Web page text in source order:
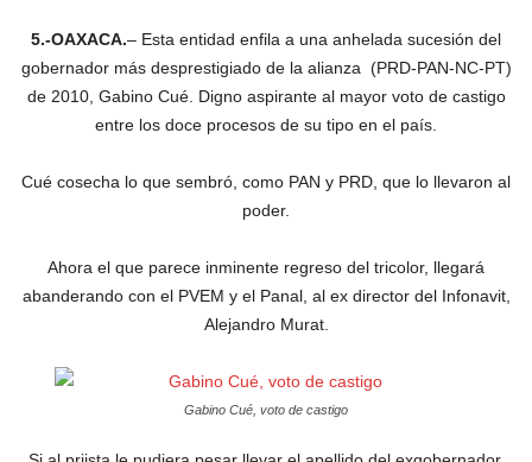
5.-OAXACA.– Esta entidad enfila a una anhelada sucesión del
gobernador más desprestigiado de la alianza (PRD-PAN-NC-PT)
de 2010, Gabino Cué. Digno aspirante al mayor voto de castigo
entre los doce procesos de su tipo en el país.
Cué cosecha lo que sembró, como PAN y PRD, que lo llevaron al
poder.
Ahora el que parece inminente regreso del tricolor, llegará
abanderando con el PVEM y el Panal, al ex director del Infonavit,
Alejandro Murat.
Gabino Cué, voto de castigo